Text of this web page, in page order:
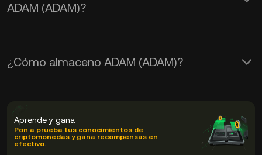
ADAM (ADAM)?
¿Cómo almaceno ADAM (ADAM)?
Aprende y gana
Pon a prueba tus conocimientos de
criptomonedas y gana recompensas en
efectivo.